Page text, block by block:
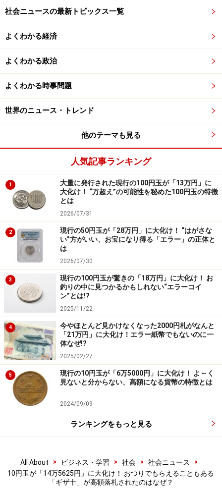
PCGS（Professional Coin Grading Service：世界でも評判
スに入っており、「MS66RD」の評価を得ています。
「65～70」は完全未使用とされる評価です。すでに発行
から70年近く経過している通常貨幣ですから、65以上の
評価となるのはそう多くありません。評価が1つ上がる
しかも「RD」評価は、銅貨の元の赤色が95％以上である
が5％以上～95％未満）、BN（元の赤色が5％未満）で
評価され、RDは古いものになるほどなかなか付かない最
上級評価といってよいでしょう。そのため、14万5625円
という高額落札になったといえるのです。
ギザ十はおつりでもらえることもあり得る
こんなにきれいなギザ十は、収集家でなければ保管され
ているケースはほとんどないといってよいかもしれませ
ん。そのため、数十万円になりそうなギザ十を探すのは
困難といえましょう。とはいえ、ギザ十自体を探すこと
はそんなに難しいことではありません。
なぜなら、現在も一般に使用されているからです。おつ
りでもらう10円玉に、ギザ十が混じっていることもあり
ます。そのため、発行年からお宝を探すことは可能で
す。使用感のある10円玉でも数百円といった価値となる
場合があります。
おつりを受け取ったらギザ十がないか探すだけでも、
日々の生活にちょっぴり幸せをもたらすのではないでし
得てみてはいかがでしょうか。
社会ニュースの最新トピックス一覧
よくわかる経済
よくわかる政治
よくわかる時事問題
世界のニュース・トレンド
他のテーマも見る
人気記事ランキング
1
大量に発行された現行の100円玉が「13万円」に
大化け！ “万超え”の可能性を秘めた100円玉の特徴
とは
2026/07/31
2
現行の50円玉が「28万円」に大化け！ “はがさな
い”方がいい、お宝になり得る「エラー」の正体と
は
2026/07/30
3
現行の100円玉が驚きの「18万円」に大化け！ お
釣りの中に見つかるかもしれない“エラーコイ
ン”とは!?
2025/11/22
4
今やほとんど見かけなくなった2000円札がなんと
「21万円」に大化け！エラー紙幣でもないのに一
体なぜ!?
2025/02/27
5
現行の10円玉が「6万5000円」に大化け！ よ～く
見ないと分からない、高額になる貨幣の特徴とは
2024/09/09
ランキングをもっと見る
All About > ビジネス・学習 > 社会 > 社会ニュース
>
10円玉が「14万5625円」に大化け！ おつりでもらえることもある
「ギザ十」が高額落札されたのはなぜ？